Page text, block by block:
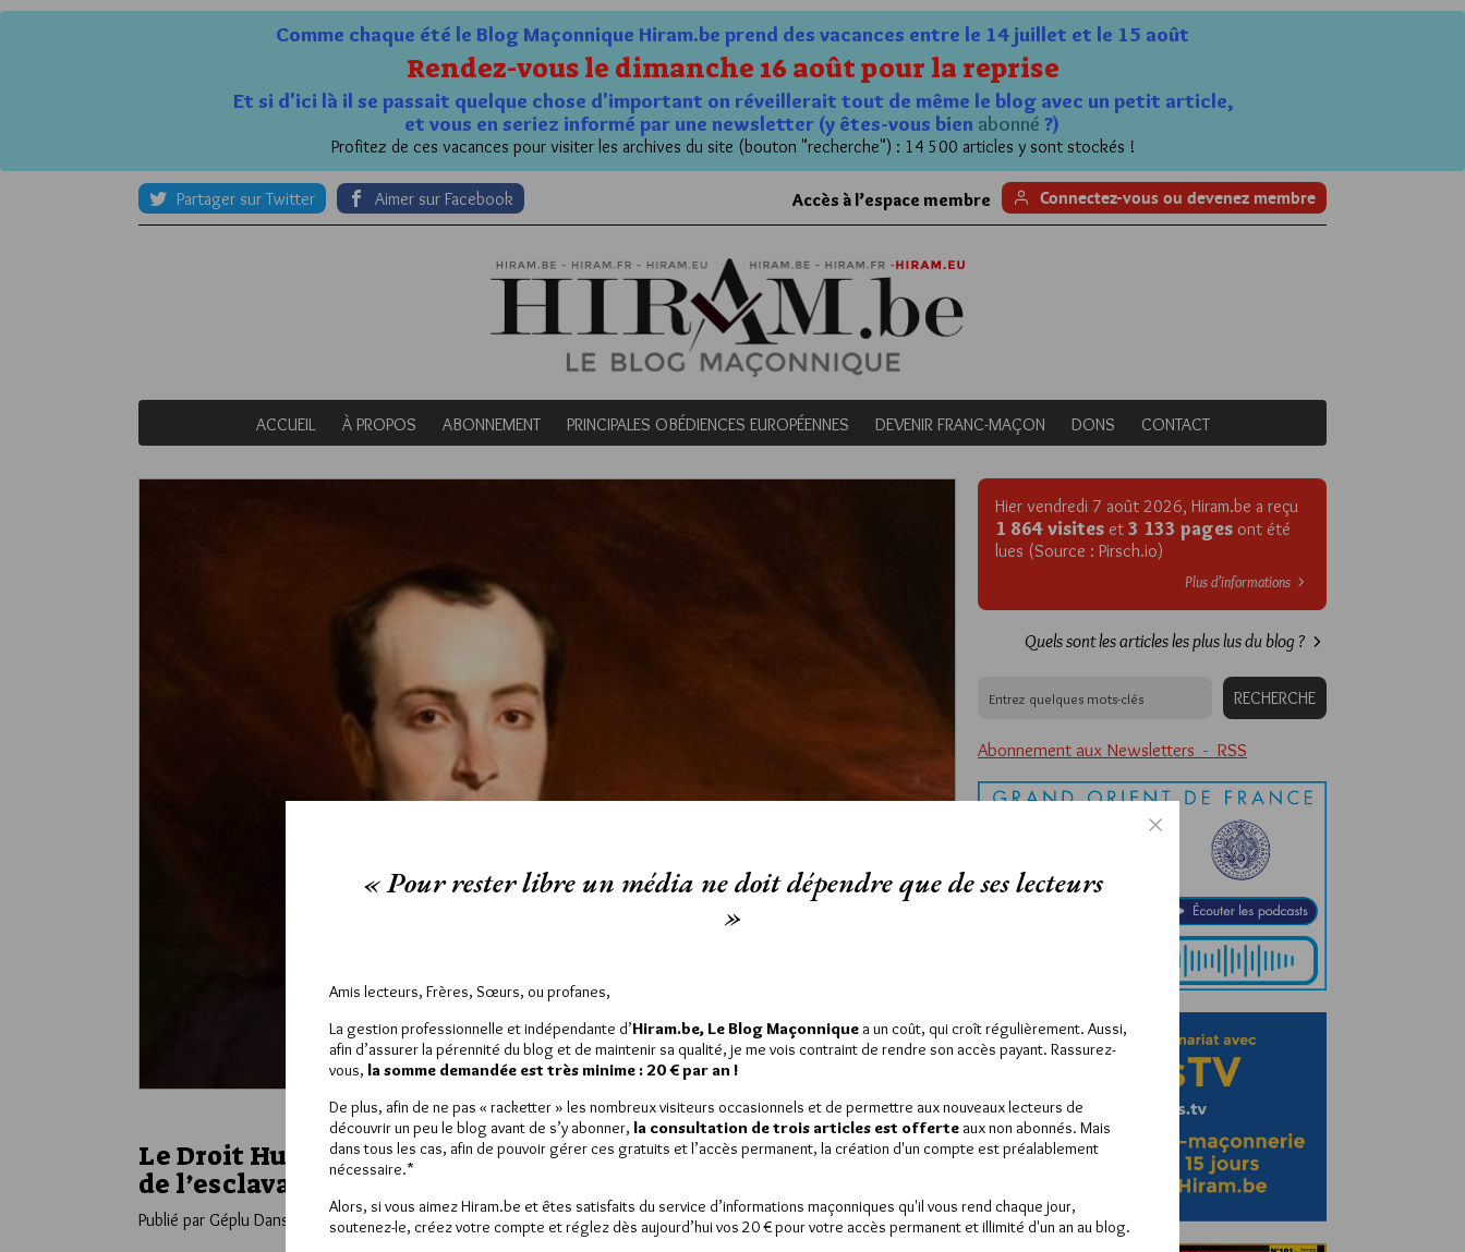
Comme chaque été le Blog Maçonnique Hiram.be prend des vacances entre le 14 juillet et le 15 août
Rendez-vous le dimanche 16 août pour la reprise
Et si d'ici là il se passait quelque chose d'important on réveillerait tout de même le blog avec un petit article,
et vous en seriez informé par une newsletter (y êtes-vous bien abonné ?)
Profitez de ces vacances pour visiter les archives du site (bouton "recherche") : 14 500 articles y sont stockés !
Partager sur Twitter Aimer sur Facebook Accès à l’espace membre Connectez-vous ou devenez membre
ACCUEIL À PROPOS ABONNEMENT PRINCIPALES OBÉDIENCES EUROPÉENNES DEVENIR FRANC-MAÇON DONS CONTACT
Victor Schœlcher
Le Droit Humain et la journée internationale pour l’abolition
de l’esclavage
Publié par Géplu Dans Divers
Hier vendredi 7 août 2026, Hiram.be a reçu
1 864 visites et 3 133 pages ont été
lues (Source : Pirsch.io)
Plus d’informations
Quels sont les articles les plus lus du blog ?
Abonnement aux Newsletters - RSS
« Pour rester libre un média ne doit dépendre que de ses lecteurs
»
Amis lecteurs, Frères, Sœurs, ou profanes,
La gestion professionnelle et indépendante d’Hiram.be, Le Blog Maçonnique a un coût, qui croît régulièrement. Aussi,
afin d’assurer la pérennité du blog et de maintenir sa qualité, je me vois contraint de rendre son accès payant. Rassurez-
vous, la somme demandée est très minime : 20 € par an !
De plus, afin de ne pas « racketter » les nombreux visiteurs occasionnels et de permettre aux nouveaux lecteurs de
découvrir un peu le blog avant de s’y abonner, la consultation de trois articles est offerte aux non abonnés. Mais
dans tous les cas, afin de pouvoir gérer ces gratuits et l’accès permanent, la création d'un compte est préalablement
nécessaire.*
Alors, si vous aimez Hiram.be et êtes satisfaits du service d’informations maçonniques qu'il vous rend chaque jour,
soutenez-le, créez votre compte et réglez dès aujourd’hui vos 20 € pour votre accès permanent et illimité d'un an au blog.